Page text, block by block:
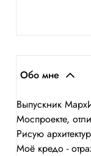
Обо мне
Выпускник
Моспроекте,
Рисую
Моё кредо -